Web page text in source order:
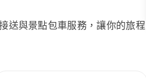
送與景點包車服務，讓你的旅程